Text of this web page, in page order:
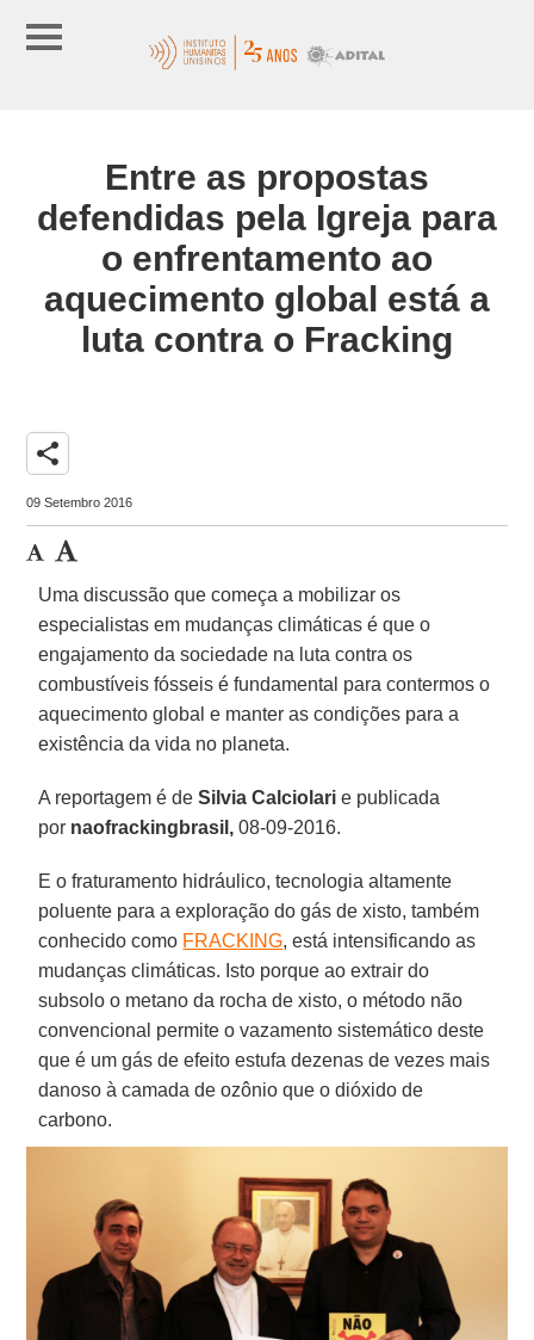
Entre as propostas
defendidas pela Igreja para
o enfrentamento ao
aquecimento global está a
luta contra o Fracking
share
09 Setembro 2016
Uma discussão que começa a mobilizar os
especialistas em mudanças climáticas é que o
engajamento da sociedade na luta contra os
combustíveis fósseis é fundamental para contermos o
aquecimento global e manter as condições para a
existência da vida no planeta.
A reportagem é deSilvia Calciolari e publicada
por naofrackingbrasil, 08-09-2016.
E o fraturamento hidráulico, tecnologia altamente
poluente para a exploração do gás de xisto, também
conhecido como FRACKING, está intensificando as
mudanças climáticas. Isto porque ao extrair do
subsolo o metano da rocha de xisto, o método não
convencional permite o vazamento sistemático deste
que é um gás de efeito estufa dezenas de vezes mais
danoso à camada de ozônio que o dióxido de
carbono.